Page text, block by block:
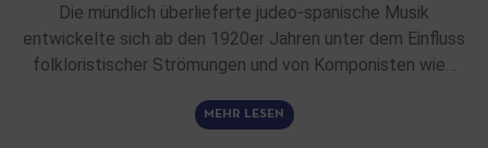
Die mündlich überlieferte judeo-spanische Musik
entwickelte sich ab den 1920er Jahren unter dem Einfluss
folkloristischer Strömungen und von Komponisten wie…
MEHR LESEN